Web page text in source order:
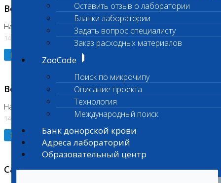
Оставить отзыв о лаборатории
Бланки лаборатории
Задать вопрос специалисту
Заказ расходных материалов
ZooCode
Поиск по микрочипу
Описание проекта
Технология
Международный поиск
Банк донорской крови
Адреса лабораторий
Образовательный центр
Возобновлено выполнение исследования
На Нагорной (Код 961, 962)
14.07.2026
Подробнее
Возобновлено выполнение исследования
На Нагорной (Код 157)
14.07.2026
Подробнее
Санитарный день